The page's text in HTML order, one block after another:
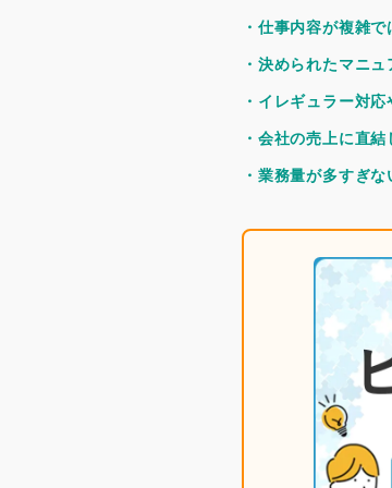
・仕事内容が複雑
・決められたマニ
・イレギュラー対
・会社の売上に直
・業務量が多すぎな